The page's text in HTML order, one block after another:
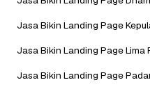
Jasa Bikin Landing Page
Jasa Bikin Landing Page Lima
Jasa Bikin Landing Page